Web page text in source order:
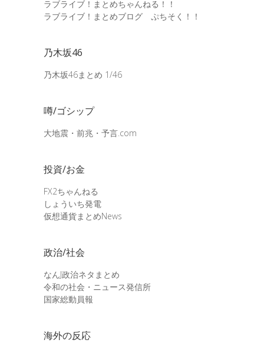
ラブライブ！まとめちゃんねる！！
ラブライブ！まとめブログ ぷちそく！！
乃木坂46
乃木坂46まとめ 1/46
噂/ゴシップ
大地震・前兆・予言.com
投資/お金
FX2ちゃんねる
しょういち発電
仮想通貨まとめNews
政治/社会
なんJ政治ネタまとめ
令和の社会・ニュース発信所
国家総動員報
海外の反応